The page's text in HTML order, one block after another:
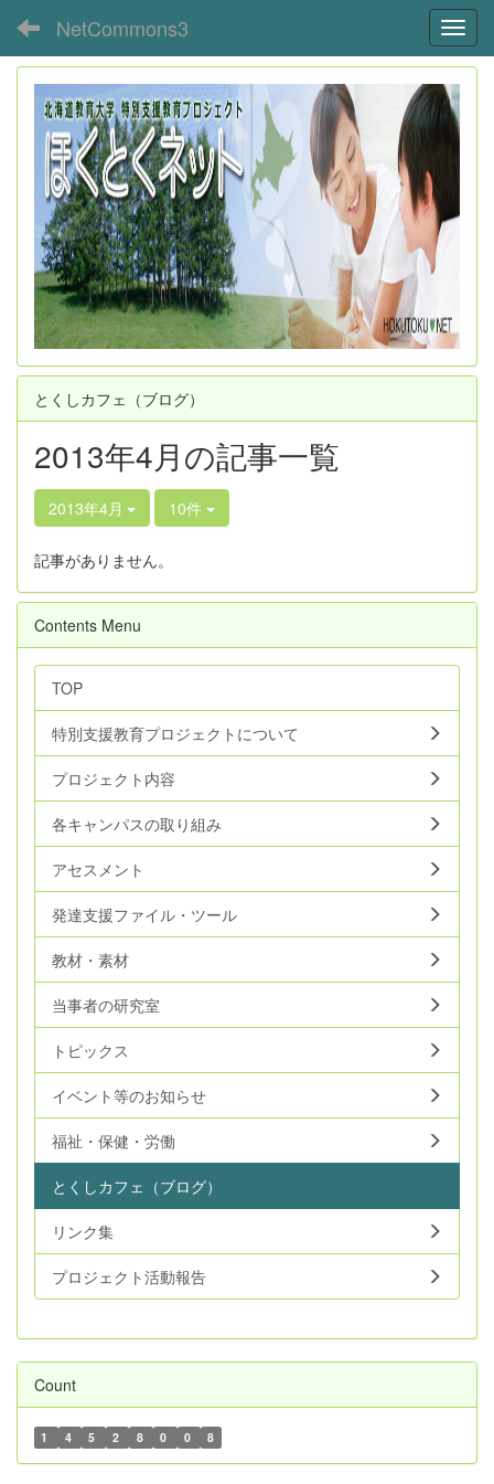
NetCommons3
とくしカフェ（ブログ）
2013年4月の記事一覧
2013年4月 10件
記事がありません。
Contents Menu
TOP
特別支援教育プロジェクトについて
プロジェクト内容
各キャンパスの取り組み
アセスメント
発達支援ファイル・ツール
教材・素材
当事者の研究室
トピックス
イベント等のお知らせ
福祉・保健・労働
とくしカフェ（ブログ）
リンク集
プロジェクト活動報告
Count
1 4 5 2 8 0 0 8